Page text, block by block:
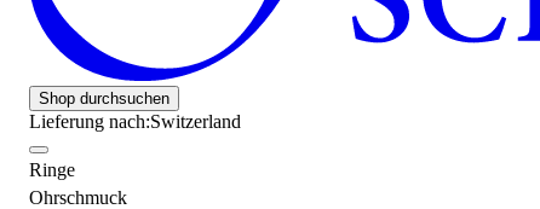
Shop durchsuchen
Lieferung nach:Switzerland
Ringe
Ohrschmuck